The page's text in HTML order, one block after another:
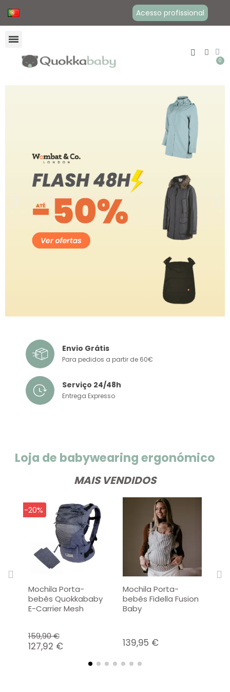
Acesso profissional
Envio Grátis
Para pedidos a partir de 60€
Serviço 24/48h
Entrega Expresso
Loja de babywearing ergonómico
MAIS VENDIDOS
-20%
Mochila Porta-
bebês Quokkababy
E-Carrier Mesh
159,90 €
127,92 €
Mochila Porta-
bebês Fidella Fusion
Baby
139,95 €